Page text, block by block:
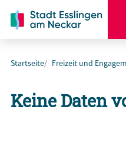
Startseite Freizeit und
Keine Daten